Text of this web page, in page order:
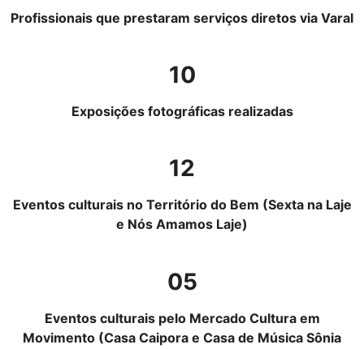
Profissionais que prestaram serviços diretos via Varal
10
Exposições fotográficas realizadas
12
Eventos culturais no Território do Bem (Sexta na Laje
e Nós Amamos Laje)
05
Eventos culturais pelo Mercado Cultura em
Movimento (Casa Caipora e Casa de Música Sônia